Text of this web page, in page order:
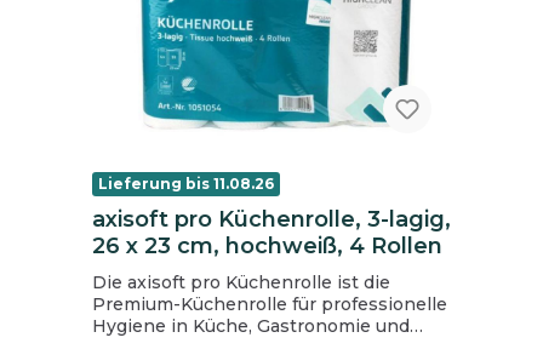
Lieferung bis 11.08.26
axisoft pro Küchenrolle, 3-lagig,
26 x 23 cm, hochweiß, 4 Rollen
Die axisoft pro Küchenrolle ist die
Premium-Küchenrolle für professionelle
Hygiene in Küche, Gastronomie und